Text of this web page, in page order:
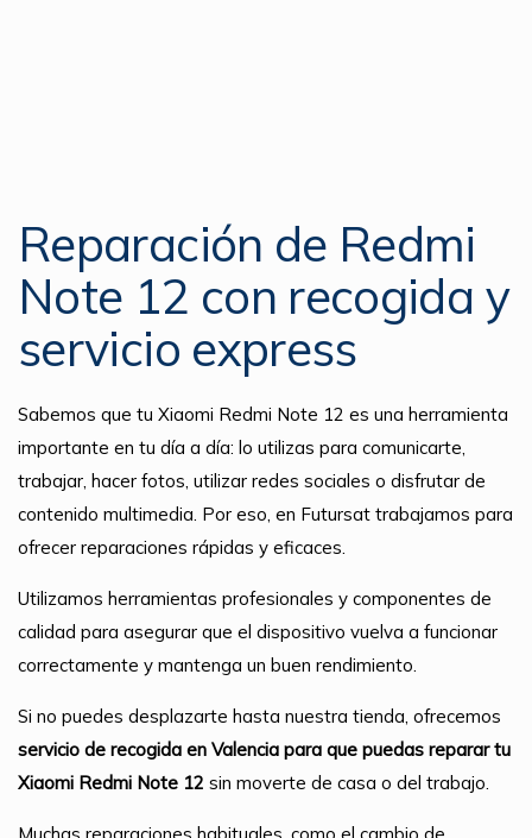
Reparación de Redmi
Note 12 con recogida y
servicio express
Sabemos que tu Xiaomi Redmi Note 12 es una herramienta
importante en tu día a día: lo utilizas para comunicarte,
trabajar, hacer fotos, utilizar redes sociales o disfrutar de
contenido multimedia. Por eso, en Futursat trabajamos para
ofrecer reparaciones rápidas y eficaces.
Utilizamos herramientas profesionales y componentes de
calidad para asegurar que el dispositivo vuelva a funcionar
correctamente y mantenga un buen rendimiento.
Si no puedes desplazarte hasta nuestra tienda, ofrecemos
servicio de recogida en Valencia para que puedas reparar tu
Xiaomi Redmi Note 12 sin moverte de casa o del trabajo.